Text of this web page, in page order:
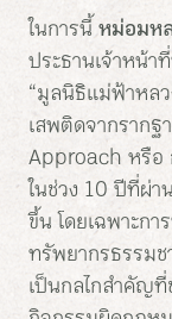
ในการนี้หม่อมห
ประธานเจ้าหน้า
“มูลนิธิแม่ฟ้าหล
เสพติดจากราก
Approach หรือ
ในช่วง 10 ปีที่ผ่
ขึ้น โดยเฉพาะก
ทรัพยากรธรรม
เป็นกลไกสำคัญ